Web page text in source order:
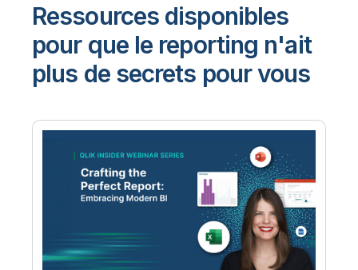
Ressources disponibles
pour que le reporting n'ait
plus de secrets pour vous